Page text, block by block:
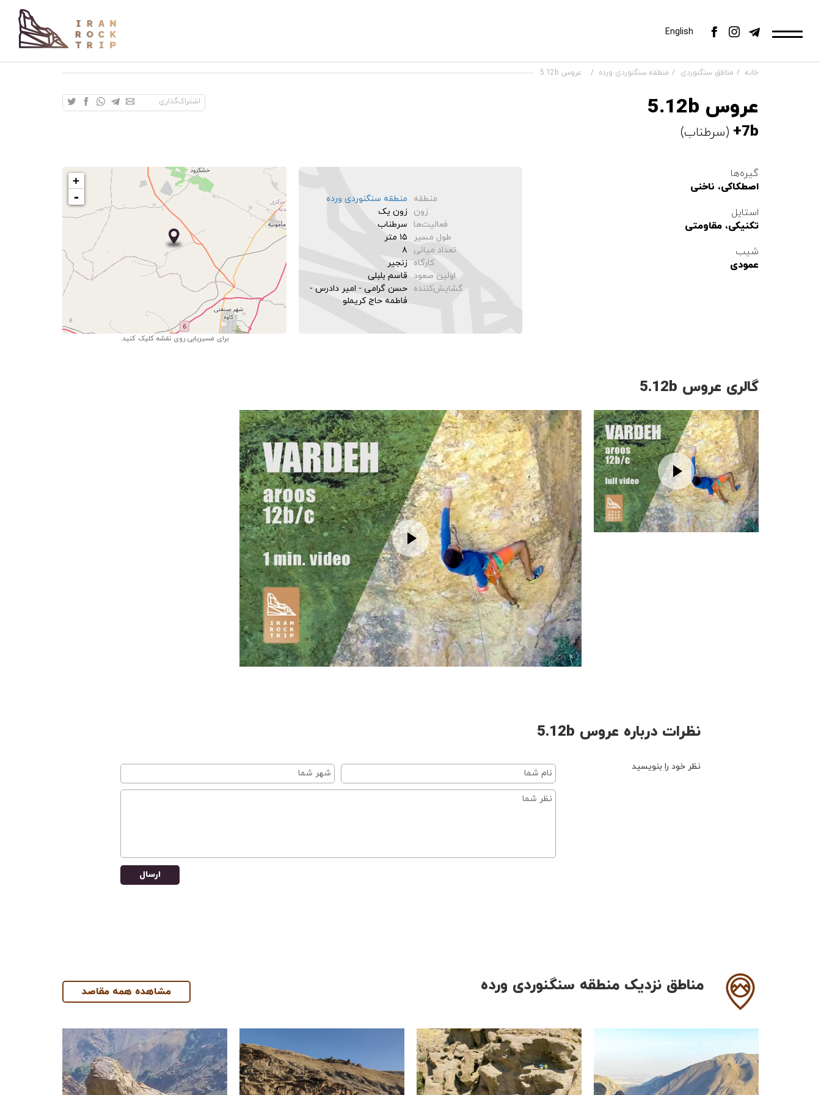
English
خانه مناطق سنگنوردی منطقه سنگنوردی ورده عروس 5.12b
عروس 5.12b
7b+ (سرطناب)
اشتراک‌گذاری
گیره‌ها
اصطکاکی، ناخنی
استایل
تکنیکی، مقاومتی
شیب
عمودی
منطقه
منطقه سنگنوردی ورده
زون زون یک
فعالیت‌ها
سرطناب
طول مسیر
۱۵ متر
تعداد میانی‌
۸
کارگاه زنجیر
اولین صعود
قاسم بلبلی
گشایش‌کننده حسن گرامی - امیر دادرس -
فاطمه حاج کریملو
+
-
Leaflet| ©OpenStreetMap
برای مسیریابی روی نقشه کلیک کنید.
گالری عروس 5.12b
نظرات درباره عروس 5.12b
نظر خود را بنویسید
ارسال
مناطق نزدیک منطقه سنگنوردی ورده مشاهده همه مقاصد